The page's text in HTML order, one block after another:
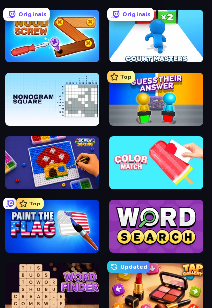
Originals
Wood Screw: Bolts Puzzle
Originals
Top
Guess Their Answer
Screw Sorting
Top
Updated